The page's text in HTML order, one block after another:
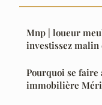
Mnp | loueur
investissez malin
Pourquoi se faire
immobilière